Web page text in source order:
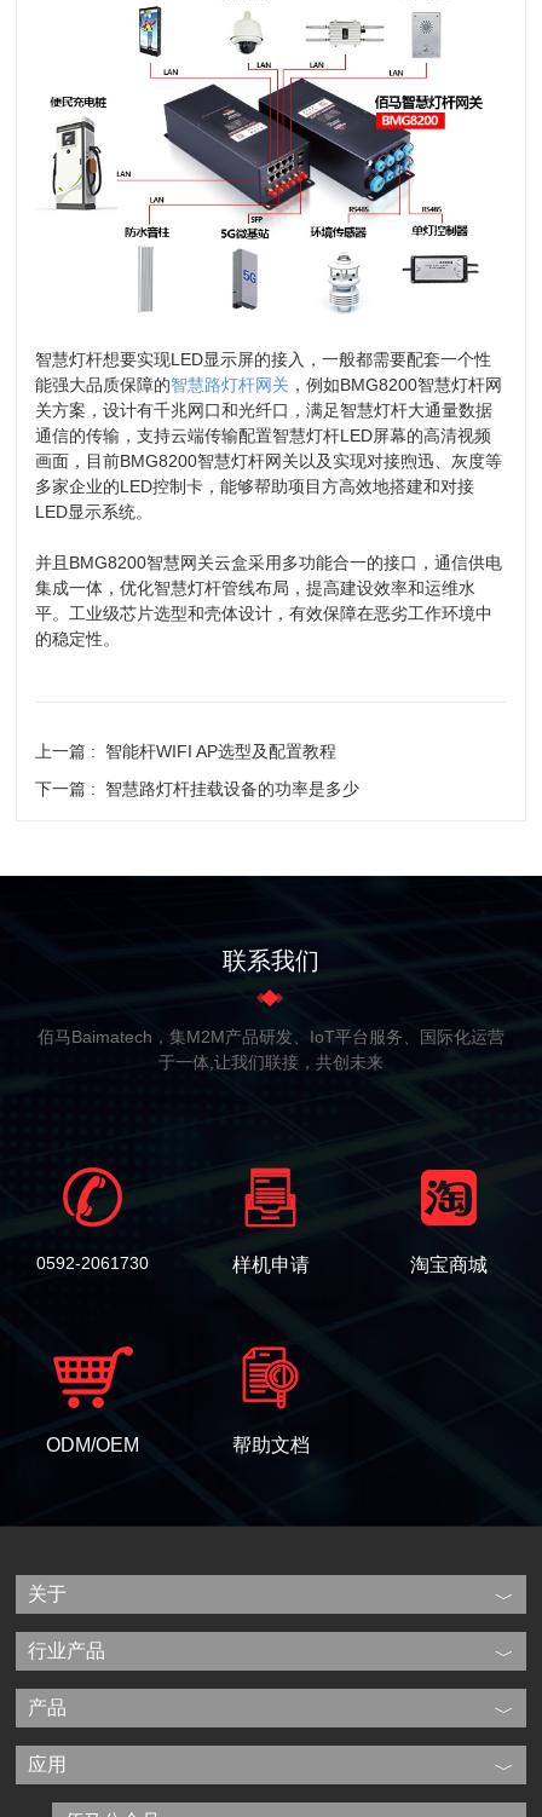
智慧灯杆想要实现LED显示屏的接入，一般都需要配套一个性
能强大品质保障的智慧路灯杆网关 ，例如BMG8200智慧灯杆网
关方案，设计有千兆网口和光纤口，满足智慧灯杆大通量数据
通信的传输，支持云端传输配置智慧灯杆LED屏幕的高清视频
画面，目前BMG8200智慧灯杆网关以及实现对接煦迅、灰度等
多家企业的LED控制卡，能够帮助项目方高效地搭建和对接
LED显示系统。
并且BMG8200智慧网关云盒采用多功能合一的接口，通信供电
集成一体，优化智慧灯杆管线布局，提高建设效率和运维水
平。工业级芯片选型和壳体设计，有效保障在恶劣工作环境中
的稳定性。
上一篇 :
智能杆WIFI AP选型及配置教程
下一篇 :
智慧路灯杆挂载设备的功率是多少
联系我们
佰马Baimatech，集M2M产品研发、IoT平台服务、国际化运营
于一体,让我们联接，共创未来
0592-2061730 样机申请 淘宝商城
ODM/OEM 帮助文档
关于
行业产品
产品
应用